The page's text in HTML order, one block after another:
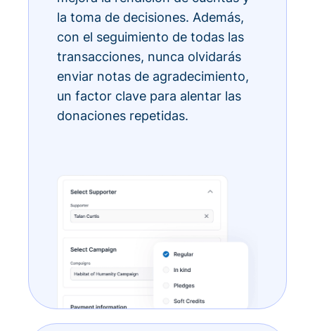
la toma de decisiones. Además,
con el seguimiento de todas las
transacciones, nunca olvidarás
enviar notas de agradecimiento,
un factor clave para alentar las
donaciones repetidas.